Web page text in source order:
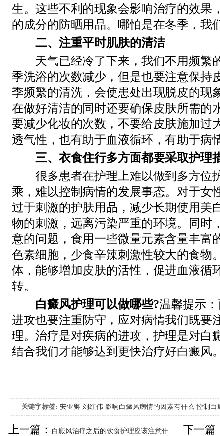
生。这些不利的现象会影响治疗的效果
的成分的防晒用品。哪怕是在冬季，我
二、注重平时肌肤的清洁
天气已经冷了下来，我们不用频繁
季洗浴的次数减少，但是也要注意保持
季频繁的清洗，会使患处出现脱皮的现
在做好清洁的同时还要确保皮肤所需的
要减少化妆的次数，不要给皮肤施加过
透气性，也有助于血液循环，有助于病
三、衣食住行多方面都要采取护理
很多患者在护理上难以做到多方位
乘，难以控制病情的发展事态。对于女
过于刺激的护肤用品，减少长期使用美
物的刺激，远离污染严重的环境。同时
意的问题，食用一些微量元素含量丰富
色素细胞，少食辛辣刺激性较大的食物
体，能够增加皮肤的活性，促进血液循
转。
白癜风护理可以做哪些?温馨提示
进攻也要注重防守，应对病情我们既要
理。治疗是对疾病的进攻，护理是对白
结合我们才能够达到更快治疗好白癜风
关键字标签: 安亚卿 刘红伟 影响白癜风病情的因素有什么 控制白
女生应该如何治疗呢
上一篇： 白癜风治疗之后的饮食护理应该注意什 下一篇